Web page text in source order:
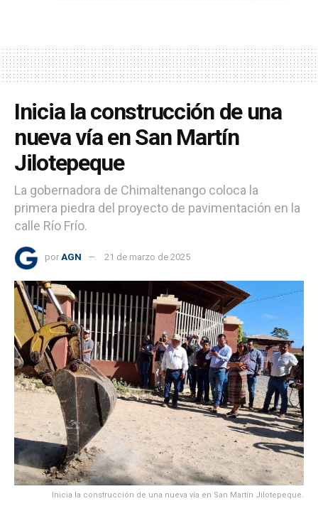
Inicia la construcción de una
nueva vía en San Martín
Jilotepeque
La gobernadora de Chimaltenango coloca la
primera piedra del proyecto de pavimentación en la
calle Río Frío.
por AGN 21 de marzo de 2025
Inicia la construcción de una nueva vía en San Martín Jilotepeque.